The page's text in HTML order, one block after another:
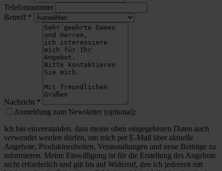
Telefonnummer
Betreff *
Nachricht *
Anmeldung zum Newsletter (optional):
Ich bin einverstanden, dass meine oben eingegebenen Daten auch
verwendet werden dürfen, um mich per E-Mail über aktuelle
Angebote, Produktneuheiten, Veranstaltungen und neue Beiträge zu
informieren. Meine Einwilligung ist für die Erstellung des Angebots
nicht erforderlich und gilt bis auf Widerruf, den ich jederzeit mit